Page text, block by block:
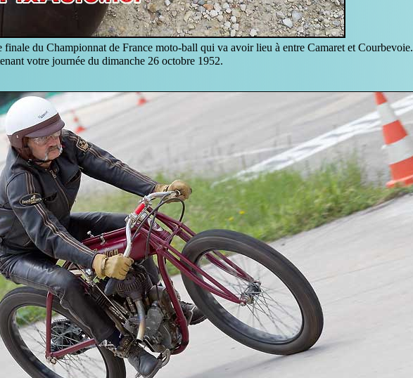
du Championnat de France moto-ball qui va avoir lieu à entre Camaret et Courbevoie.
votre journée du dimanche 26 octobre 1952.